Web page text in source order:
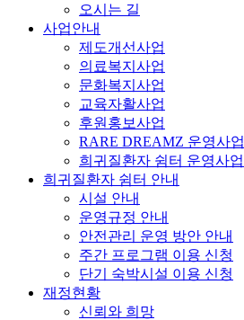
오시는 길
사업안내
제도개선사업
의료복지사업
문화복지사업
교육자활사업
후원홍보사업
RARE DREAMZ 운영사업
희귀질환자 쉼터 운영사업
희귀질환자 쉼터 안내
시설 안내
운영규정 안내
안전관리 운영 방안 안내
주간 프로그램 이용 신청
단기 숙박시설 이용 신청
재정현황
신뢰와 희망